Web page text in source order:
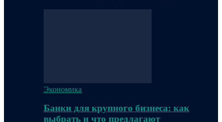
Экономика
Банки для крупного бизнеса: как
выбрать и что предлагают